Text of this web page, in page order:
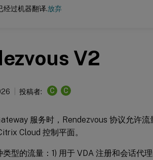
经过机器翻译.放弃
V2
投稿者: C C
服务时，Rendezvous 协议允许流
Cloud 控制平面。
类型的流量：1) 用于 VDA 注册和会话代